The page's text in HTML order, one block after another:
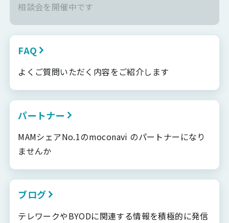
相談会を開催中です
FAQ
よくご質問いただく内容をご紹介します
パートナー
MAMシェアNo.1のmoconavi のパートナーになり
ませんか
ブログ
テレワークやBYODに関連する情報を積極的に発信